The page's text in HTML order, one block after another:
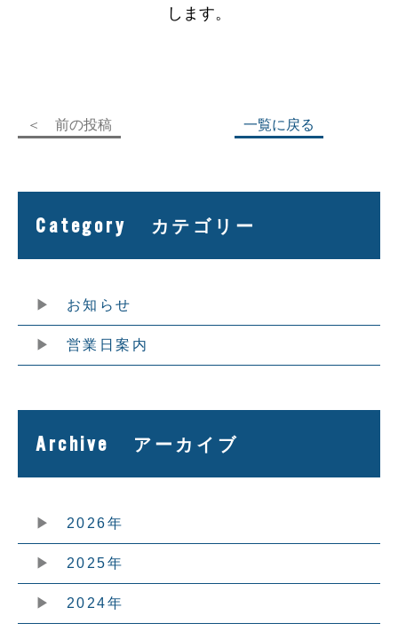
します。
＜ 前の投稿 一覧に戻る
Category カテゴリー
お知らせ
営業日案内
Archive アーカイブ
2026年
2025年
2024年